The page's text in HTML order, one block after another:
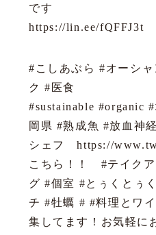
です
https://lin.ee/fQFFJ3t
#こしあぶら #オーシ
ク #医食
#sustainable #organic
岡県 #熟成魚 #放血神
シェフ https://
こちら！！ #テイク
グ #個室 #とぅくとぅ
チ #牡蠣 # #料理とワ
集してます！お気軽に